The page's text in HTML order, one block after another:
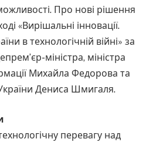
Про нові рішення
«Вирішальні інновації.
в технологічній війні» за
міністра, міністра
Михайла Федорова та
Дениса Шмигаля.
перевагу над